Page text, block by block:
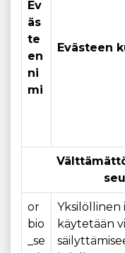
Ev
äs
te
en
ni
mi
Evästeen
or
bio
_se
käytetään